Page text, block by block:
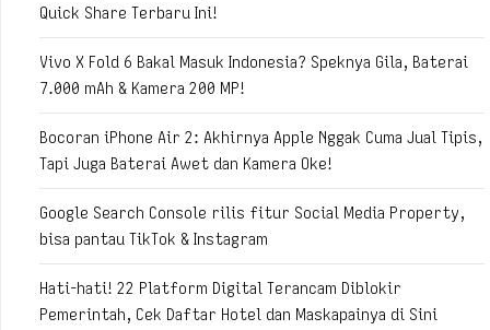
Quick Share Terbaru Ini!
Vivo X Fold 6 Bakal Masuk Indonesia? Speknya Gila, Baterai
7.000 mAh & Kamera 200 MP!
Bocoran iPhone Air 2: Akhirnya Apple Nggak Cuma Jual Tipis,
Tapi Juga Baterai Awet dan Kamera Oke!
Google Search Console rilis fitur Social Media Property,
bisa pantau TikTok & Instagram
Hati-hati! 22 Platform Digital Terancam Diblokir
Pemerintah, Cek Daftar Hotel dan Maskapainya di Sini